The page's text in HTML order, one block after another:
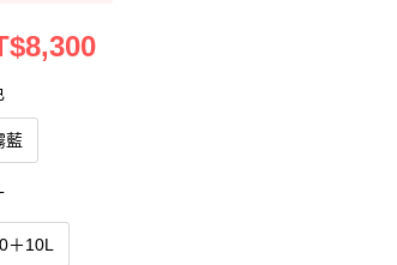
藍
＋10L